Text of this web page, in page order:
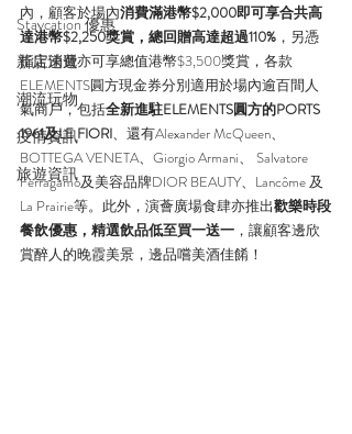
Staycation 優惠
新店速遞
潮流玩物
疫情資訊
旅遊資訊
內，顧客於場內消費滿港幣$2,000即可享合共高
達港幣$2,250獎賞，總回贈高達超過110% ，另憑
指定消費亦可享總值港幣$3,500獎賞，各款
ELEMENTS圓方現金券分別適用於場內逾百間人
氣商戶，包括全新進駐ELEMENTS圓方的PORTS
1961及LE FIORI、還有Alexander McQueen、
BOTTEGA VENETA、Giorgio Armani、 Salvatore
Ferragamo及美容品牌DIOR BEAUTY、Lancôme 及
La Prairie等。此外，演薈廣場食肆亦推出歡樂時段
餐飲優惠，精選飲品低至買一送一 ，讓顧客邊欣
賞醉人的晚霞美景，邊品嚐美酒佳餚！